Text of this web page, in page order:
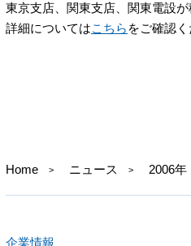
東京支店、関東支店、関東電設が
詳細についてはこちら をご確認く
Home ニュース 2006年
企業情報